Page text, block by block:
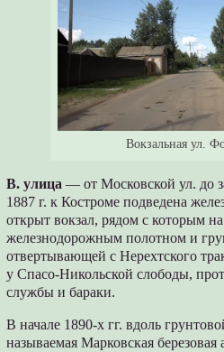
Вокзальная ул.
В. улица — от Московской ул. до
1887 г. к Костроме подведена
открыт вокзал, рядом с которым
железнодорожным полотном и
отвертывающей с Нерехтского
у Спасо-Никольской слободы,
службы и бараки.
В начале 1890-х гг. вдоль
называемая Марковская